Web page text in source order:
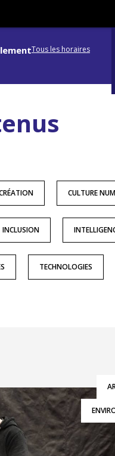
Tous les horaires
CULTURE
INCLUSION
TECHNOLOGIES